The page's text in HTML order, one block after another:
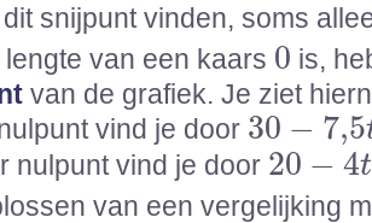
snijpunt vinden, soms
van een kaars 0
0 is,
van de grafiek. Je ziet
vind je door 30 − 7,5
30-7,5t
nulpunt vind je door 20 − 4t
20 4 t=
van een vergelijking